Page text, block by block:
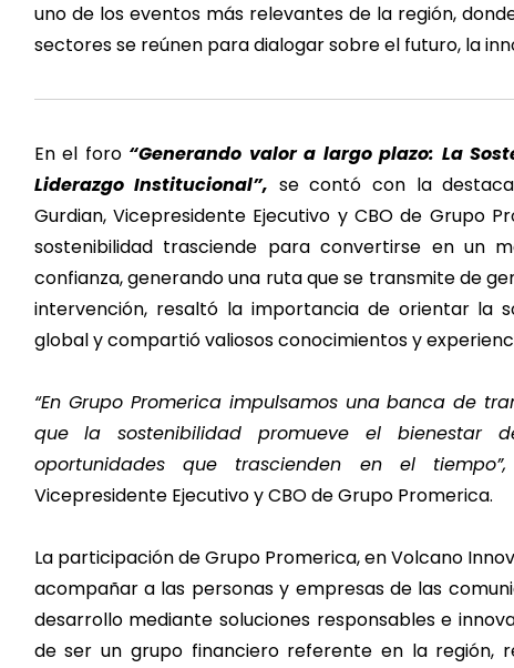
uno de los eventos más relevantes de la región,
sectores se reúnen para dialogar sobre el futuro, la
En el foro “Generando valor a largo plazo: La
Liderazgo Institucional”, se contó con la
Gurdian, Vicepresidente Ejecutivo y CBO de Grupo
sostenibilidad trasciende para convertirse en un
confianza, generando una ruta que se transmite de
intervención, resaltó la importancia de orientar la
global y compartió valiosos conocimientos y
“En Grupo Promerica impulsamos una banca de
que la sostenibilidad promueve el bienestar
oportunidades que trascienden en el tiempo”,
Vicepresidente Ejecutivo y CBO de Grupo Promerica.
La participación de Grupo Promerica, en Volcano
acompañar a las personas y empresas de las
desarrollo mediante soluciones responsables e
de ser un grupo financiero referente en la región,